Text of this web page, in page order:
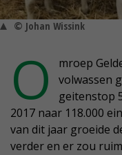
© Johan Wissink
O
mroep
volwassen
geitenstop
2017 naar 118.000
van dit jaar groeide
verder en er zou